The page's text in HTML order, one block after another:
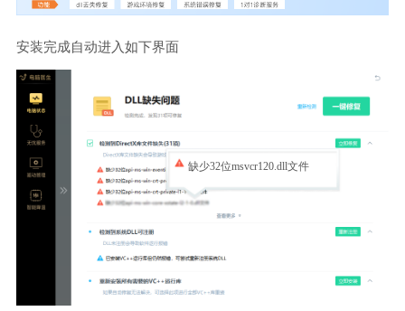
安装完成自动进入如下界面
缺少32位msvcr120.dll文件